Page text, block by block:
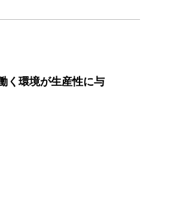
く環境が生産性に与